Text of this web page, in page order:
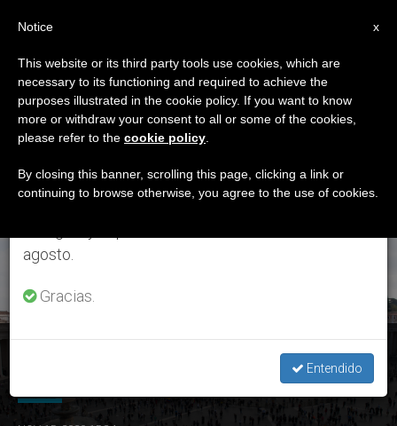
ETIQUETA
Posts Tagged ‘Tifón
En Filipinas’
ÚLTIMAS NOTICIAS
×
Aviso importante
Del 27 de julio al 7 de agosto haremos la pausa
anual, aprovechando que en el periodo de verano
se generan menos informaciones y también el
agosto.
Gracias.
Entendido
x
Notice
This website or its third party tools use cookies, which are
necessary to its functioning and required to achieve the
purposes illustrated in the cookie policy. If you want to know
more or withdraw your consent to all or some of the cookies,
please refer to the cookie policy
By closing this banner, scrolling this page, clicking a link or
continuing to browse otherwise, you agree to the use of cookies.